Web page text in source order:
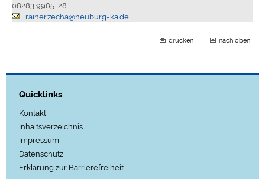
08283 9985-28
rainer.zecha@neuburg-ka.de
drucken nach oben
Quicklinks
Kontakt
Inhaltsverzeichnis
Impressum
Datenschutz
Erklärung zur Barrierefreiheit